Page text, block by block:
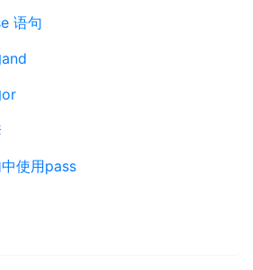
语句
使用pass